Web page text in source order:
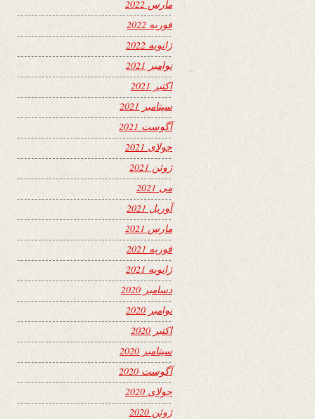
مارس 2022
فوریه 2022
ژانویه 2022
نوامبر 2021
اکتبر 2021
سپتامبر 2021
آگوست 2021
جولای 2021
ژوئن 2021
می 2021
آوریل 2021
مارس 2021
فوریه 2021
ژانویه 2021
دسامبر 2020
نوامبر 2020
اکتبر 2020
سپتامبر 2020
آگوست 2020
جولای 2020
ژوئن 2020